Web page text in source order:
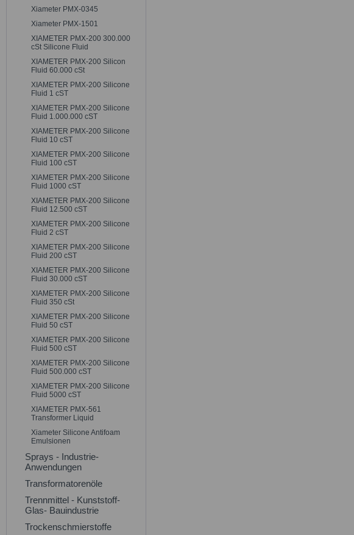
Xiameter PMX-0345
Xiameter PMX-1501
XIAMETER PMX-200 300.000
cSt Silicone Fluid
XIAMETER PMX-200 Silicon
Fluid 60.000 cSt
XIAMETER PMX-200 Silicone
Fluid 1 cST
XIAMETER PMX-200 Silicone
Fluid 1.000.000 cST
XIAMETER PMX-200 Silicone
Fluid 10 cST
XIAMETER PMX-200 Silicone
Fluid 100 cST
XIAMETER PMX-200 Silicone
Fluid 1000 cST
XIAMETER PMX-200 Silicone
Fluid 12.500 cST
XIAMETER PMX-200 Silicone
Fluid 2 cST
XIAMETER PMX-200 Silicone
Fluid 200 cST
XIAMETER PMX-200 Silicone
Fluid 30.000 cST
XIAMETER PMX-200 Silicone
Fluid 350 cSt
XIAMETER PMX-200 Silicone
Fluid 50 cST
XIAMETER PMX-200 Silicone
Fluid 500 cST
XIAMETER PMX-200 Silicone
Fluid 500.000 cST
XIAMETER PMX-200 Silicone
Fluid 5000 cST
XIAMETER PMX-561
Transformer Liquid
Xiameter Silicone Antifoam
Emulsionen
Sprays - Industrie-
Anwendungen
Transformatorenöle
Trennmittel - Kunststoff-
Glas- Bauindustrie
Trockenschmierstoffe